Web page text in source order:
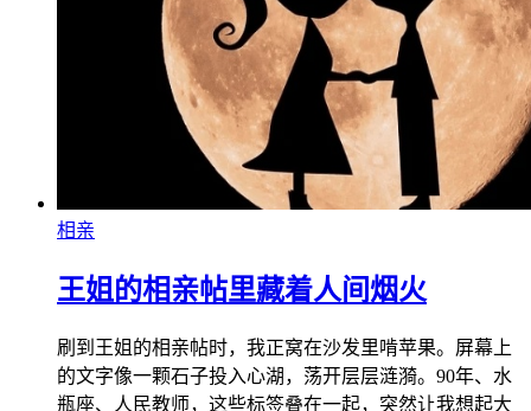
相亲
王姐的相亲帖里藏着人间烟火
刷到王姐的相亲帖时，我正窝在沙发里啃苹果。屏幕上
的文字像一颗石子投入心湖，荡开层层涟漪。90年、水
瓶座、人民教师，这些标签叠在一起，突然让我想起大